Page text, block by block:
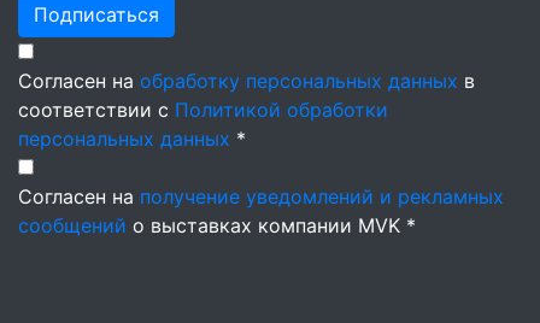
Подписаться
Согласен на обработку персональных данных в
соответствии с Политикой обработки
персональных данных *
Согласен на получение уведомлений и рекламных
сообщений о выставках компании MVK *